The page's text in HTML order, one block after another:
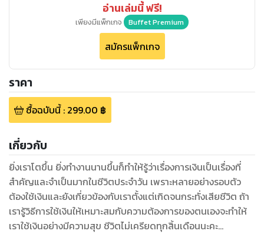
อ่านเล่มนี้ ฟรี!
เพียงมีแพ็กเกจ Buffet Premium
สมัครแพ็กเกจ
ราคา
ซื้อฉบับนี้: 299.00 ฿
เกี่ยวกับ
ยิ่งเราโตขึ้น ยิ่งทำงานนานขึ้นก็ทำให้รู้ว่าเรื่องการเงินเป็นเรื่องที่
สำคัญและจำเป็นมากในชีวิตประจำวัน เพราะหลายอย่างรอบตัว
ต้องใช้เงินและยังเกี่ยวข้องกับเราตั้งแต่เกิดจนกระทั่งเสียชีวิต ถ้า
เรารู้วิธีการใช้เงินให้เหมาะสมกับความต้องการของตนเองจะทำให้
เราใช้เงินอย่างมีความสุข ชีวิตไม่เครียดทุกสิ้นเดือนนะคะ